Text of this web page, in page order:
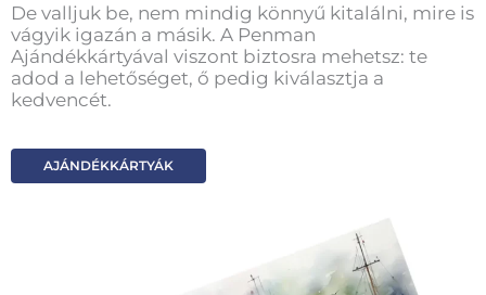
De valljuk be, nem mindig könnyű kitalálni, mire is
vágyik igazán a másik. A Penman
Ajándékkártyával viszont biztosra mehetsz: te
adod a lehetőséget, ő pedig kiválasztja a
kedvencét.
AJÁNDÉKKÁRTYÁK